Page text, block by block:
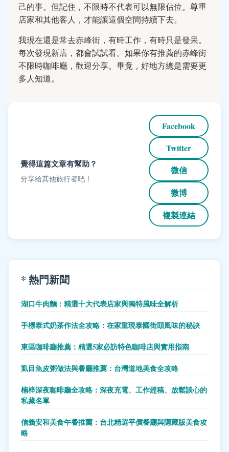
己的事。但記住，不限時不代表可以無限佔位。尊重
店家和其他客人，才能讓這個空間持續下去。
我現在還是常去赤峰街，有時工作，有時只是發呆。
每次發現新店，都會試試看。如果你有推薦的赤峰街
不限時咖啡廳，歡迎分享。畢竟，好地方總是需要更
多人知道。
覺得這篇文章有幫助？
分享給其他旅行者吧！
Facebook
Twitter
微信
微博
複製連結
* 熱門新聞
湖口牛肉麵：精選十大代表店家與獨特風味全解析
手標泰式奶茶作法全攻略：在家重現泰國街頭風味的秘訣
東區咖啡廳推薦：精選5家必訪特色咖啡店與實用指南
虱目魚皮粥做法與餐廳推薦：台灣道地美食全攻略
楠梓深夜咖啡廳全攻略：深夜充電、工作趕稿、放鬆談心的
私藏名單
信義安和美食午餐推薦：台北精選平價餐廳與隱藏版美食攻
略